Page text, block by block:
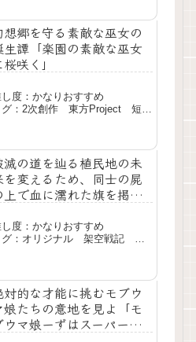
想郷を守る素敵な巫女の
生譚「楽園の素敵な巫女
桜咲く」
度：かなりおすすめ
グ：2次創作 東方Project 短
滅の道を辿る植民地の未
を変えるため、同士の屍
上で血に濡れた旗を掲げ
度：かなりおすすめ
グ：オリジナル 架空戦記 戦
対的な才能に挑むモブウ
娘たちの意地を見よ「モ
ウマ娘ーずはスーパーカ